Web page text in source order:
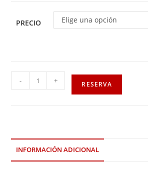
PRECIO Elige una opción
- + RESERVA
INFORMACIÓN ADICIONAL